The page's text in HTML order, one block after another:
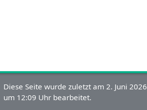
Diese Seite wurde zuletzt am 2. Juni 2026
um 12:09 Uhr bearbeitet.